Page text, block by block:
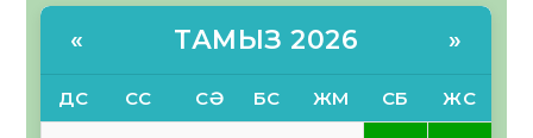
« ТАМЫЗ 2026 »
ДС СС СӘ БС ЖМ СБ ЖС